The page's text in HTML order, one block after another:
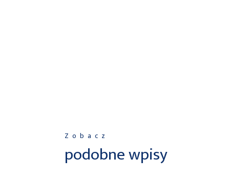
Zobacz
podobne wpisy